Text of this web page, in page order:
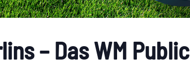
– Das WM Public